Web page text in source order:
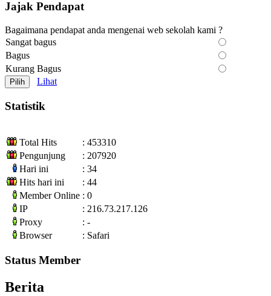
Jajak Pendapat
Bagaimana pendapat anda mengenai web sekolah kami ?
Sangat bagus
Bagus
Kurang Bagus
Lihat
Statistik
Total Hits
: 453310
Pengunjung
: 207920
Hari ini
: 34
Hits hari ini
: 44
Member Online : 0
IP
: 216.73.217.126
Proxy
: -
Browser
: Safari
Status Member
Berita